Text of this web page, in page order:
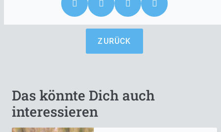
ZURÜCK
Das könnte Dich auch
interessieren